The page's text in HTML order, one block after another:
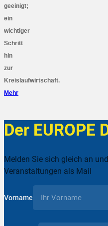
geeinigt;
ein
wichtiger
Schritt
hin
zur
Kreislaufwirtschaft.
Mehr
Der EUROPE
Melden Sie sich gleich an
Veranstaltungen als Mail
Vorname